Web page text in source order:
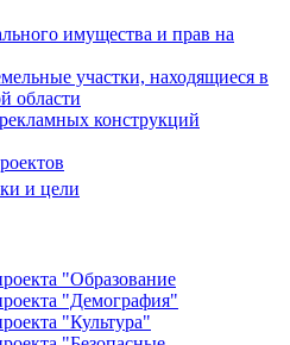
имущества и прав на
участки, находящиеся в
области
конструкций
и цели
"Образование
"Демография"
"Культура"